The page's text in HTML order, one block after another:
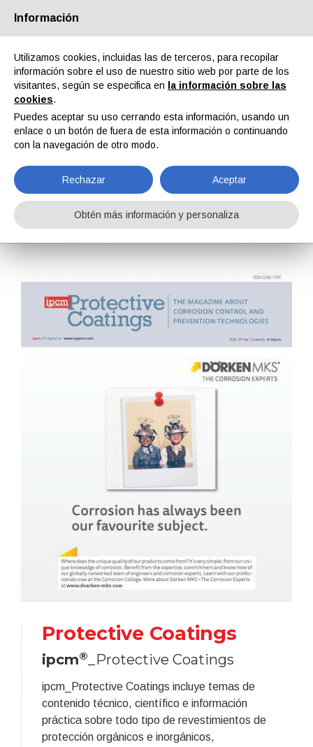
Quiénes somos Socios Contactos Área reservada
Protective Coatings n. 34, Vol. IX, Junio 2020
Revistas Protective Coatings
Protective Coatings
ipcm® _Protective Coatings
ipcm_Protective Coatings incluye temas de
contenido técnico, científico e información
práctica sobre todo tipo de revestimientos de
protección orgánicos e inorgánicos,
Información
Utilizamos cookies, incluidas las de terceros, para recopilar
información sobre el uso de nuestro sitio web por parte de los
visitantes, según se especifica en
la información sobre las
cookies.
Puedes aceptar su uso cerrando esta información, usando un
enlace o un botón de fuera de esta información o continuando
con la navegación de otro modo.
Rechazar Aceptar
Obtén más información y personaliza